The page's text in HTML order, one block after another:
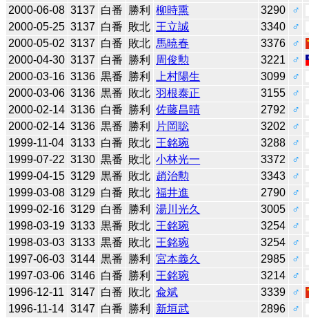
2000-06-08 3137 白番 勝利 柳時熏 3290
♂
2000-05-25 3137 白番 敗北 王立誠 3340
♂
2000-05-02 3137 白番 敗北 馬暁春 3376
♂
2000-04-30 3137 白番 勝利 周俊勲 3221
♂
2000-03-16 3136 黒番 勝利 上村陽生 3099
♂
2000-03-06 3136 黒番 敗北 羽根泰正 3155
♂
2000-02-14 3136 白番 勝利 佐藤昌晴 2792
♂
2000-02-14 3136 黒番 勝利 片岡聡 3202
♂
1999-11-04 3133 白番 敗北 王銘琬 3288
♂
1999-07-22 3130 黒番 敗北 小林光一 3372
♂
1999-04-15 3129 黒番 敗北 趙治勲 3343
♂
1999-03-08 3129 白番 敗北 福井進 2790
♂
1999-02-16 3129 白番 勝利 湯川光久 3005
♂
1998-03-19 3133 黒番 敗北 王銘琬 3254
♂
1998-03-03 3133 黒番 敗北 王銘琬 3254
♂
1997-06-03 3144 黒番 勝利 宮本義久 2985
♂
1997-03-06 3146 白番 勝利 王銘琬 3214
♂
1996-12-11 3147 白番 敗北 兪斌 3339
♂
1996-11-14 3147 白番 勝利 新垣武 2896
♂